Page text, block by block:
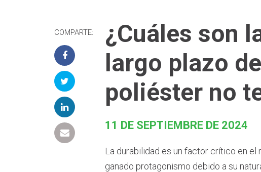
¿Cuáles son
largo plazo
poliéster no
11 DE SEPTIEMBRE DE 2024
COMPARTE:
La durabilidad es un factor crítico en
ganado protagonismo debido a su